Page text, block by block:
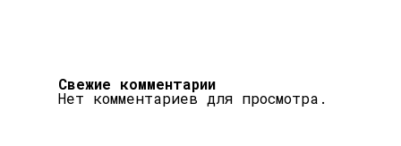
Свежие комментарии
Нет комментариев для просмотра.